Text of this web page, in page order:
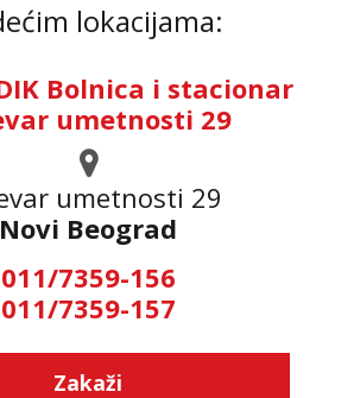
lokacijama:
Bolnica i stacionar
umetnosti 29
umetnosti 29
Novi Beograd
011/7359-156
011/7359-157
Zakaži